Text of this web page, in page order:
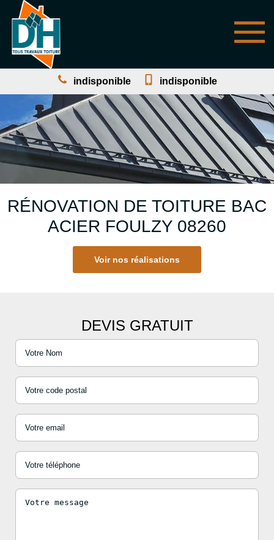
indisponible indisponible
RÉNOVATION DE TOITURE BAC
ACIER FOULZY 08260
Voir nos réalisations
DEVIS GRATUIT